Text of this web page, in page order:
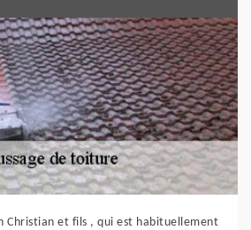
Christian et fils , qui est habituellement